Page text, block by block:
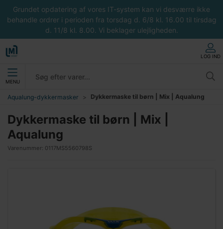
Grundet opdatering af vores IT-system kan vi desværre ikke
behandle ordrer i perioden fra torsdag d. 6/8 kl. 16.00 til tirsdag
d. 11/8 kl. 8.00. Vi beklager ulejligheden.
LOG IND
MENU
Aqualung-dykkermasker Dykkermaske til børn | Mix | Aqualung
Dykkermaske til børn | Mix |
Aqualung
Varenummer: 0117MS5560798S